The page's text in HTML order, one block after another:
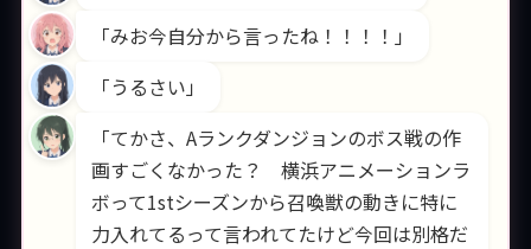
「みお今自分から言ったね！！！！」
「うるさい」
「てかさ、Aランクダンジョンのボス戦の作
画すごくなかった？　横浜アニメーションラ
ボって1stシーズンから召喚獣の動きに特に
力入れてるって言われてたけど今回は別格だ